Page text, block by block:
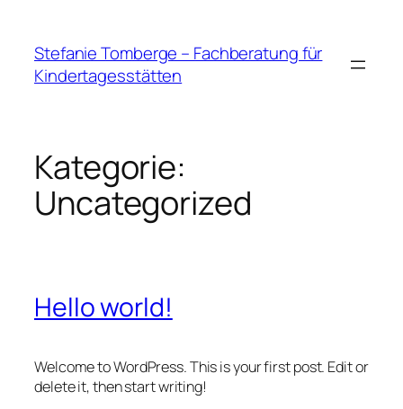
springen
Stefanie Tomberge – Fachberatung für
Kindertagesstätten
Kategorie:
Uncategorized
Hello world!
Welcome to WordPress. This is your first post. Edit or
delete it, then start writing!